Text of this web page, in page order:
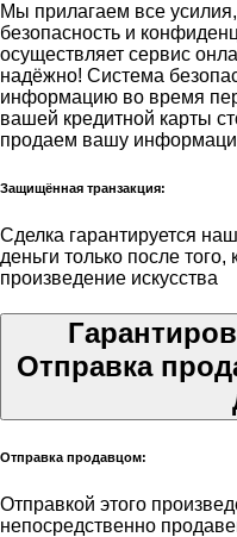
Мы прилагаем все
безопасность и
осуществляет сервис
надёжно! Система
информацию во время
вашей кредитной карты
продаем вашу
Защищённая транзакция:
Сделка гарантируется
деньги только после того,
произведение искусства
Отправка
Отправка продавцом:
Отправкой этого
непосредственно